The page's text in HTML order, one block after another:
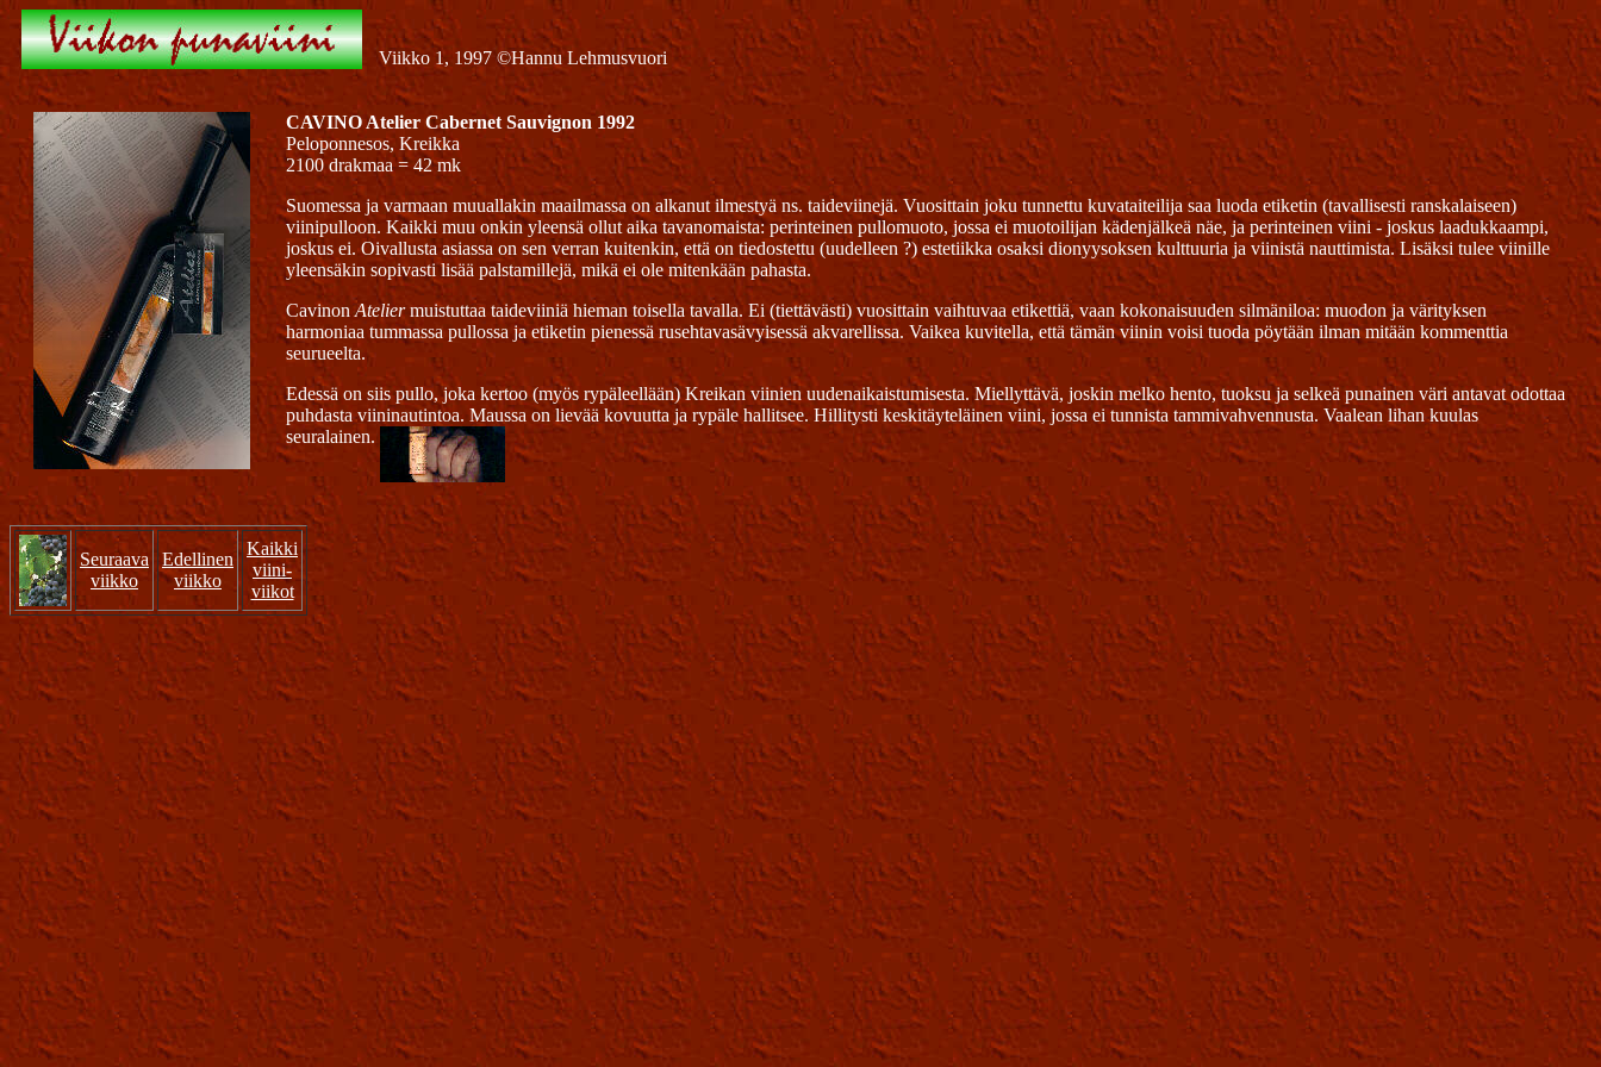
Viikko 1, 1997 ©Hannu Lehmusvuori
CAVINO Atelier Cabernet Sauvignon 1992
Peloponnesos, Kreikka
2100 drakmaa = 42 mk
Suomessa ja varmaan muuallakin maailmassa on alkanut ilmestyä ns. taideviinejä. Vuosittain joku tunnettu kuvataiteilija saa luoda etiketin (tavallisesti ranskalaiseen)
viinipulloon. Kaikki muu onkin yleensä ollut aika tavanomaista: perinteinen pullomuoto, jossa ei muotoilijan kädenjälkeä näe, ja perinteinen viini - joskus laadukkaampi,
joskus ei. Oivallusta asiassa on sen verran kuitenkin, että on tiedostettu (uudelleen ?) estetiikka osaksi dionyysoksen kulttuuria ja viinistä nauttimista. Lisäksi tulee viinille
yleensäkin sopivasti lisää palstamillejä, mikä ei ole mitenkään pahasta.
CavinonAteliermuistuttaa taideviiniä hieman toisella tavalla. Ei (tiettävästi) vuosittain vaihtuvaa etikettiä, vaan kokonaisuuden silmäniloa: muodon ja värityksen
harmoniaa tummassa pullossa ja etiketin pienessä rusehtavasävyisessä akvarellissa. Vaikea kuvitella, että tämän viinin voisi tuoda pöytään ilman mitään kommenttia
seurueelta.
Edessä on siis pullo, joka kertoo (myös rypäleellään) Kreikan viinien uudenaikaistumisesta. Miellyttävä, joskin melko hento, tuoksu ja selkeä punainen väri antavat odottaa
puhdasta viininautintoa. Maussa on lievää kovuutta ja rypäle hallitsee. Hillitysti keskitäyteläinen viini, jossa ei tunnista tammivahvennusta. Vaalean lihan kuulas
seuralainen.
Seuraava
viikko
Edellinen
viikko
Kaikki
viini-
viikot